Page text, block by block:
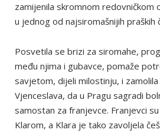
zamijenila skromnom redovničkom
u jednog od najsiromašnijih praških
Posvetila se brizi za siromahe,
među njima i gubavce, pomaže
savjetom, dijeli milostinju, i
Vjenceslava, da u Pragu sagradi
samostan za franjevce. Franjevci
Klarom, a Klara je tako zavoljela